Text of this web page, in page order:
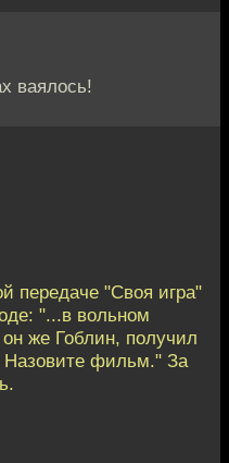
ваялось!
передаче "Своя игра"
"...в вольном
же Гоблин, получил
Назовите фильм." За